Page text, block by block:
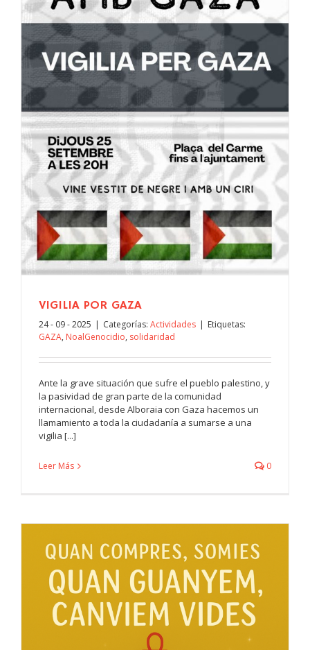
VIGILIA POR GAZA
24 - 09 - 2025 Categorías: Actividades
Etiquetas:
GAZA, NoalGenocidio, solidaridad
Ante la grave situación que sufre el pueblo palestino, y
la pasividad de gran parte de la comunidad
internacional, desde Alboraia con Gaza hacemos un
llamamiento a toda la ciudadanía a sumarse a una
vigilia [...]
Leer Más 0